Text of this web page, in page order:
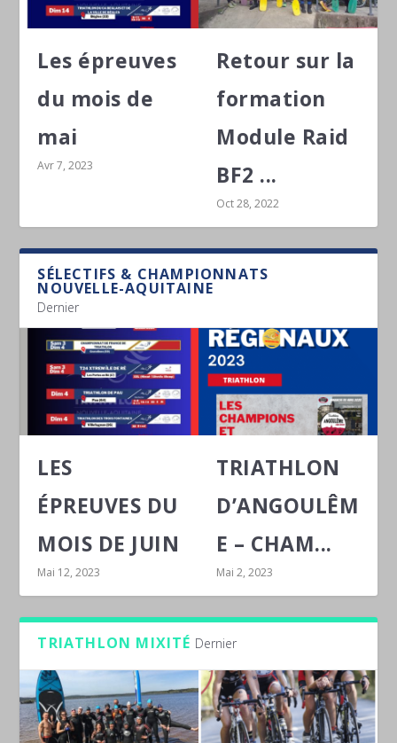
Les épreuves
du mois de
mai
Avr 7, 2023
Retour sur la
formation
Module Raid
BF2 ...
Oct 28, 2022
SÉLECTIFS & CHAMPIONNATS
NOUVELLE-AQUITAINE
Dernier
LES
ÉPREUVES DU
MOIS DE JUIN
Mai 12, 2023
TRIATHLON
D’ANGOULÊM
E – CHAM...
Mai 2, 2023
TRIATHLON MIXITÉ Dernier